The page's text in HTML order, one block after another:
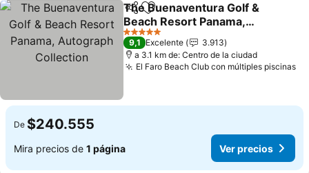
Compartir
Agregar a favoritos
The Buenaventura Golf &
Beach Resort Panama,
Autograph Collection
5 Estrellas
9,1 Excelente
3.913
a 3.1 km de: Centro de la ciudad
El Faro Beach Club con múltiples piscinas
De $240.555
Mira precios de 1 página Ver precios